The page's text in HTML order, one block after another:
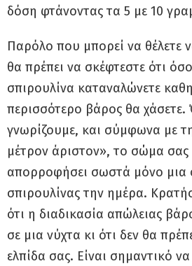
δόση φτάνοντας τα 5 με 10
Παρόλο που μπορεί να θέλετε
θα πρέπει να σκέφτεστε ότι
σπιρουλίνα καταναλώνετε
περισσότερο βάρος θα
γνωρίζουμε, και σύμφωνα με
μέτρον άριστον», το σώμα σας
απορροφήσει σωστά μόνο μια
σπιρουλίνας την ημέρα.
ότι η διαδικασία απώλειας
σε μια νύχτα κι ότι δεν θα
ελπίδα σας. Είναι σημαντικό